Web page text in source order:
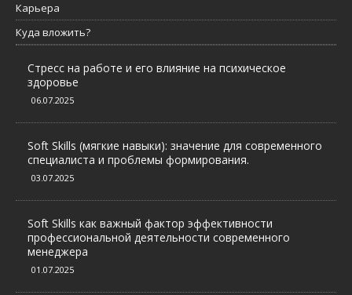
Карьера
Куда вложить?
Стресс на работе и его влияние на психическое
здоровье
06.07.2025
Soft Skills (мягкие навыки): значение для современного
специалиста и проблемы формирования.
03.07.2025
Soft Skills как важный фактор эффективности
профессиональной деятельности современного
менеджера
01.07.2025